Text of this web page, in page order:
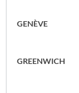
GENÈVE
GREENWICH